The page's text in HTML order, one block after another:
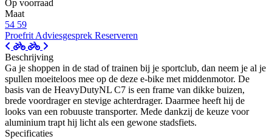
Op voorraad
Maat
54 59
Proefrit Adviesgesprek Reserveren
Beschrijving
Ga je shoppen in de stad of trainen bij je sportclub, dan neem je al je
spullen moeiteloos mee op de deze e-bike met middenmotor. De
basis van de HeavyDutyNL C7 is een frame van dikke buizen,
brede voordrager en stevige achterdrager. Daarmee heeft hij de
looks van een robuuste transporter. Mede dankzij de keuze voor
aluminium trapt hij licht als een gewone stadsfiets.
Specificaties